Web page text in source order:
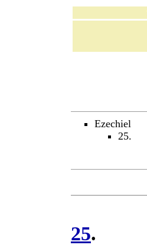
Ezechiel
25.
25.